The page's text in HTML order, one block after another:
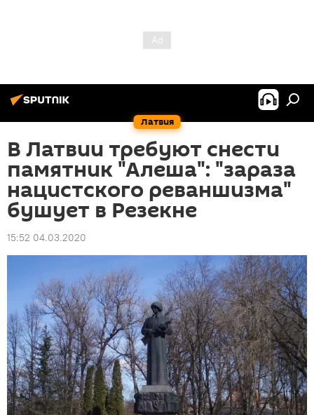
Латвия
В Латвии требуют снести
памятник "Алеша": "зараза
нацистского реваншизма"
бушует в Резекне
15:52 04.03.2020